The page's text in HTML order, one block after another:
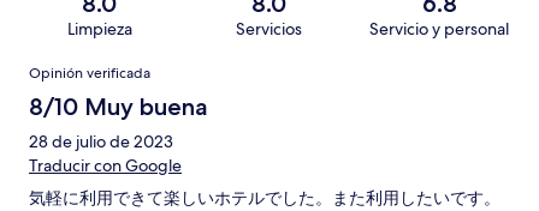
Limpieza Servicios Servicio y personal
Opiniones
Opinión verificada
8/10 Muy buena
28 de julio de 2023
Traducir con Google
気軽に利用できて楽しいホテルでした。また利用したいです。